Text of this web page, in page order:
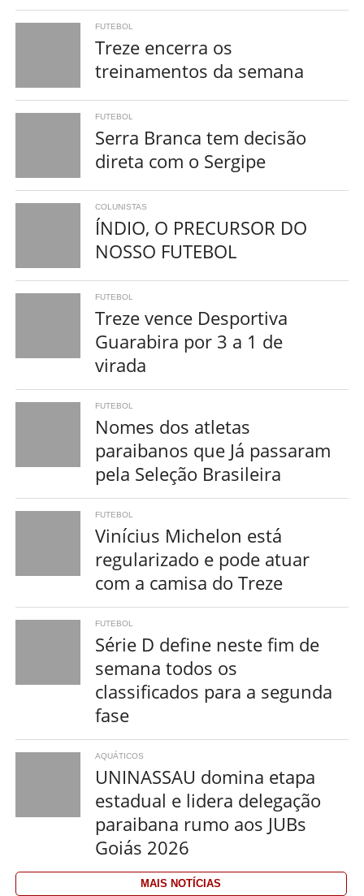
FUTEBOL
Treze encerra os
treinamentos da semana
FUTEBOL
Serra Branca tem decisão
direta com o Sergipe
COLUNISTAS
ÍNDIO, O PRECURSOR DO
NOSSO FUTEBOL
FUTEBOL
Treze vence Desportiva
Guarabira por 3 a 1 de
virada
FUTEBOL
Nomes dos atletas
paraibanos que Já passaram
pela Seleção Brasileira
FUTEBOL
Vinícius Michelon está
regularizado e pode atuar
com a camisa do Treze
FUTEBOL
Série D define neste fim de
semana todos os
classificados para a segunda
fase
AQUÁTICOS
UNINASSAU domina etapa
estadual e lidera delegação
paraibana rumo aos JUBs
Goiás 2026
MAIS NOTÍCIAS